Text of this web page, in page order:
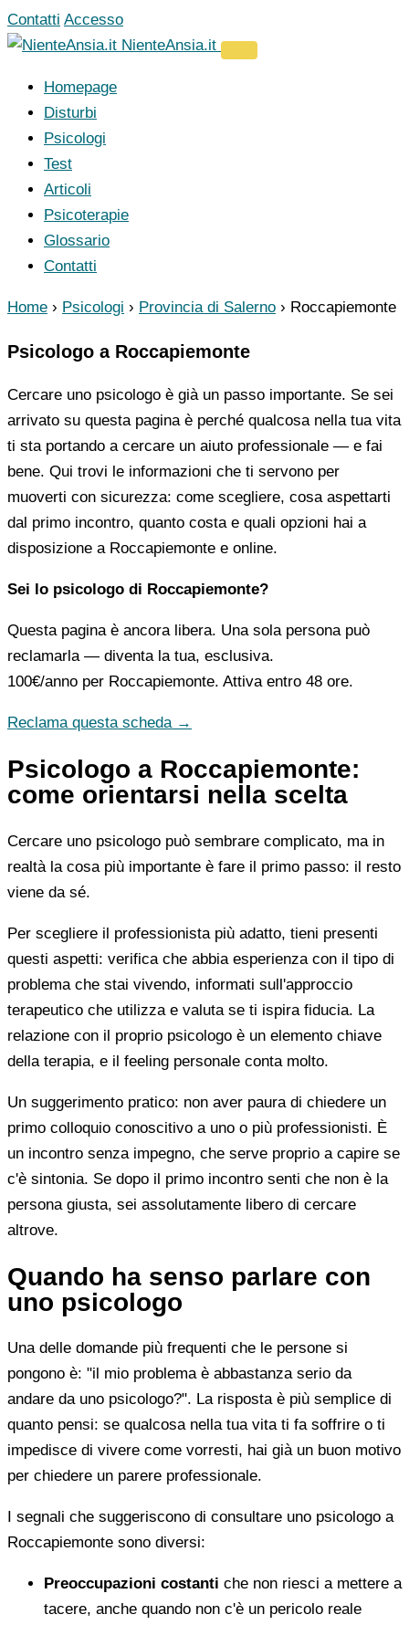
Vai
al
Contatti Accesso
NienteAnsia.it
Homepage
Disturbi
Psicologi
Test
Articoli
Psicoterapie
Glossario
Contatti
Home › Psicologi › Provincia di Salerno › Roccapiemonte
Psicologo a Roccapiemonte
Cercare uno psicologo è già un passo importante. Se sei
arrivato su questa pagina è perché qualcosa nella tua vita
ti sta portando a cercare un aiuto professionale — e fai
bene. Qui trovi le informazioni che ti servono per
muoverti con sicurezza: come scegliere, cosa aspettarti
dal primo incontro, quanto costa e quali opzioni hai a
disposizione a Roccapiemonte e online.
Sei lo psicologo di Roccapiemonte?
Questa pagina è ancora libera. Una sola persona può
reclamarla — diventa la tua, esclusiva.
100€/anno per Roccapiemonte. Attiva entro 48 ore.
Reclama questa scheda →
Psicologo a Roccapiemonte:
come orientarsi nella scelta
Cercare uno psicologo può sembrare complicato, ma in
realtà la cosa più importante è fare il primo passo: il resto
viene da sé.
Per scegliere il professionista più adatto, tieni presenti
questi aspetti: verifica che abbia esperienza con il tipo di
problema che stai vivendo, informati sull'approccio
terapeutico che utilizza e valuta se ti ispira fiducia. La
relazione con il proprio psicologo è un elemento chiave
della terapia, e il feeling personale conta molto.
Un suggerimento pratico: non aver paura di chiedere un
primo colloquio conoscitivo a uno o più professionisti. È
un incontro senza impegno, che serve proprio a capire se
c'è sintonia. Se dopo il primo incontro senti che non è la
persona giusta, sei assolutamente libero di cercare
altrove.
Quando ha senso parlare con
uno psicologo
Una delle domande più frequenti che le persone si
pongono è: "il mio problema è abbastanza serio da
andare da uno psicologo?". La risposta è più semplice di
quanto pensi: se qualcosa nella tua vita ti fa soffrire o ti
impedisce di vivere come vorresti, hai già un buon motivo
per chiedere un parere professionale.
I segnali che suggeriscono di consultare uno psicologo a
Roccapiemonte sono diversi:
Preoccupazioni costanti che non riesci a mettere a
tacere, anche quando non c'è un pericolo reale